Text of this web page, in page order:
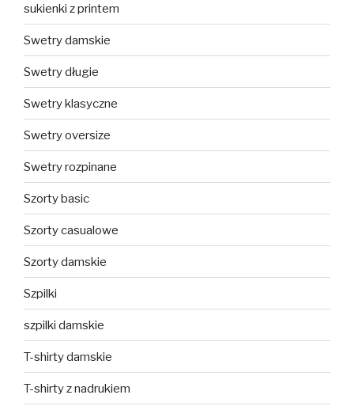
sukienki z printem
Swetry damskie
Swetry długie
Swetry klasyczne
Swetry oversize
Swetry rozpinane
Szorty basic
Szorty casualowe
Szorty damskie
Szpilki
szpilki damskie
T-shirty damskie
T-shirty z nadrukiem